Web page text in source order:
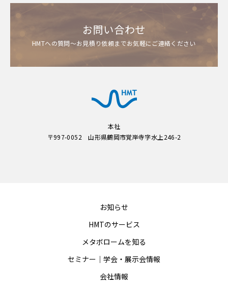
お問い合わせ
HMTへの質問～お見積り依頼までお気軽にご連絡ください
本社
〒997-0052 山形県鶴岡市覚岸寺字水上246-2
お知らせ
HMTのサービス
メタボロームを知る
セミナー｜学会・展示会情報
会社情報